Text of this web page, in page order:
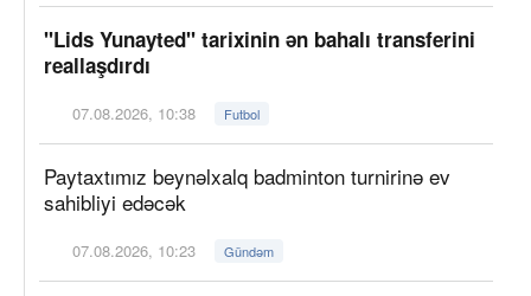
"Lids Yunayted" tarixinin ən bahalı transferini
reallaşdırdı
07.08.2026, 10:38 Futbol
Paytaxtımız beynəlxalq badminton turnirinə ev
sahibliyi edəcək
07.08.2026, 10:23 Gündəm